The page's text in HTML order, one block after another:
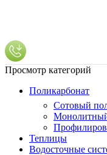
Просмотр категорий
Поликарбонат
Сотовый
Теплицы
Водосточные